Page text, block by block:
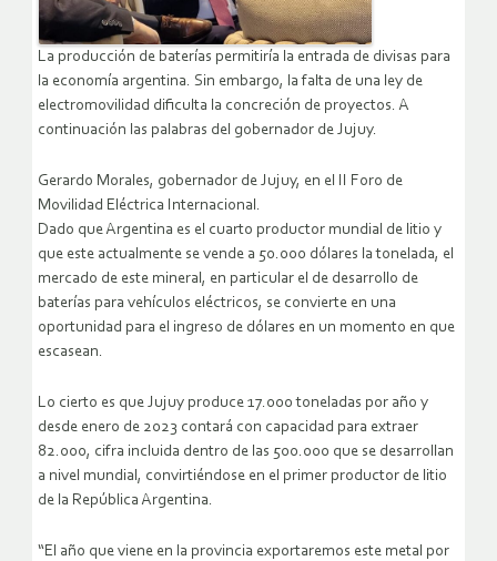
La producción de baterías permitiría la entrada de divisas para
la economía argentina. Sin embargo, la falta de una ley de
electromovilidad dificulta la concreción de proyectos. A
continuación las palabras del gobernador de Jujuy.
Gerardo Morales, gobernador de Jujuy, en el II Foro de
Movilidad Eléctrica Internacional.
Dado que Argentina es el cuarto productor mundial de litio y
que este actualmente se vende a 50.000 dólares la tonelada, el
mercado de este mineral, en particular el de desarrollo de
baterías para vehículos eléctricos, se convierte en una
oportunidad para el ingreso de dólares en un momento en que
escasean.
Lo cierto es que Jujuy produce 17.000 toneladas por año y
desde enero de 2023 contará con capacidad para extraer
82.000, cifra incluida dentro de las 500.000 que se desarrollan
a nivel mundial, convirtiéndose en el primer productor de litio
de la República Argentina.
“El año que viene en la provincia exportaremos este metal por